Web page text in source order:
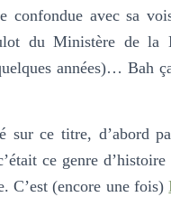
confondue avec sa
du Ministère de la
années)… Bah
sur ce titre, d’abord
ce genre
C’est (encore une fois)